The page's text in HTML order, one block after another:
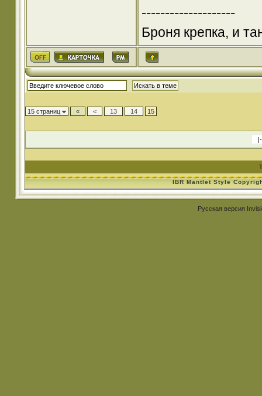
--------------------
Броня крепка, и
15 страниц « < 13 14 15
IBR Mantlet Style
Русская версия